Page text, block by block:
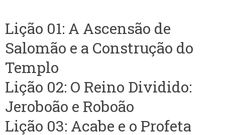
Lição 01: A Ascensão de
Salomão e a Construção do
Templo
Lição 02: O Reino Dividido:
Jeroboão e Roboão
Lição 03: Acabe e o Profeta